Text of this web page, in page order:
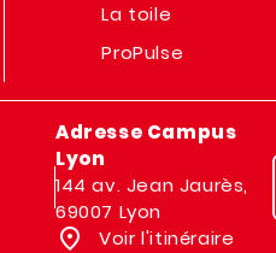
La toile
ProPulse
Adresse Campus
Lyon
144 av. Jean Jaurès,
69007 Lyon
Voir l'itinéraire